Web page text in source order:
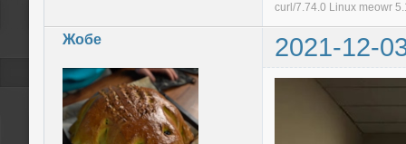
curl/7.74.0 Linux meowr
Жобе 2021-12-